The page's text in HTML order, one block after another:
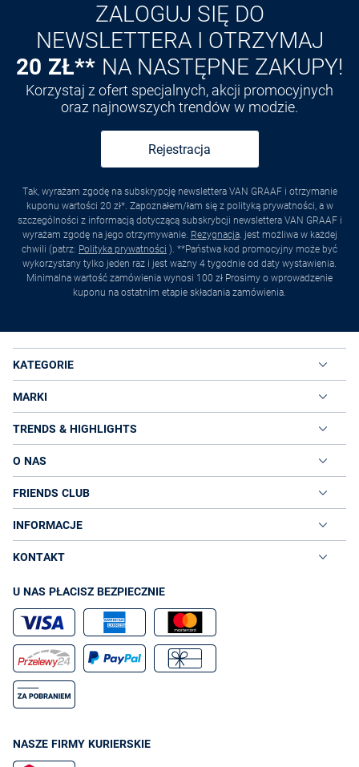
ZALOGUJ SIĘ DO
NEWSLETTERA I OTRZYMAJ
20 ZŁ** NA NASTĘPNE ZAKUPY!
Korzystaj z ofert specjalnych, akcji promocyjnych
oraz najnowszych trendów w modzie.
Rejestracja
Tak, wyrażam zgodę na subskrypcję newslettera VAN GRAAF i otrzymanie
kuponu wartości 20 zł*. Zapoznałem/łam się z polityką prywatności, a w
szczególności z informacją dotyczącą subskrybcji newslettera VAN GRAAF i
wyrażam zgodę na jego otrzymywanie. Rezygnacja. jest możliwa w każdej
chwili (patrz: Polityka prywatności ). **Państwa kod promocyjny może być
wykorzystany tylko jeden raz i jest ważny 4 tygodnie od daty wystawienia.
Minimalna wartość zamówienia wynosi 100 zł Prosimy o wprowadzenie
kuponu na ostatnim etapie składania zamówienia.
KATEGORIE
MARKI
TRENDS & HIGHLIGHTS
O NAS
FRIENDS CLUB
INFORMACJE
KONTAKT
U NAS PŁACISZ BEZPIECZNIE
NASZE FIRMY KURIERSKIE